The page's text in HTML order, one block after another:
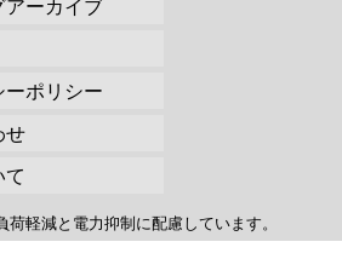
アーカイブ
ポリシー
せ
軽減と電力抑制に配慮しています。